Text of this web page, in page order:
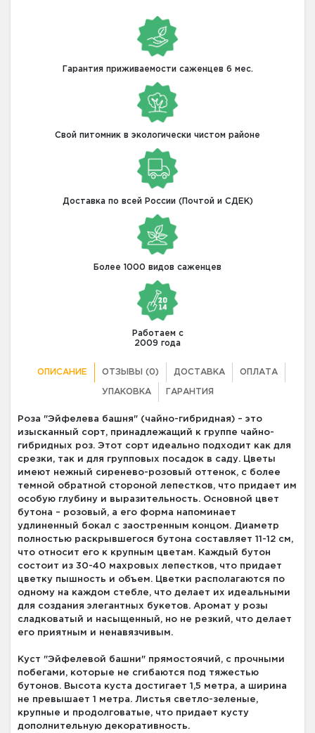
Гарантия приживаемости саженцев 6 мес.
Свой питомник в экологически чистом районе
Доставка по всей России (Почтой и СДЕК)
Более 1000 видов саженцев
Работаем с
2009 года
ОПИСАНИЕ ОТЗЫВЫ (0) ДОСТАВКА ОПЛАТА
УПАКОВКА ГАРАНТИЯ
Роза "Эйфелева башня" (чайно-гибридная) – это
изысканный сорт, принадлежащий к группе чайно-
гибридных роз. Этот сорт идеально подходит как для
срезки, так и для групповых посадок в саду. Цветы
имеют нежный сиренево-розовый оттенок, с более
темной обратной стороной лепестков, что придает им
особую глубину и выразительность. Основной цвет
бутона – розовый, а его форма напоминает
удлиненный бокал с заостренным концом. Диаметр
полностью раскрывшегося бутона составляет 11-12 см,
что относит его к крупным цветам. Каждый бутон
состоит из 30-40 махровых лепестков, что придает
цветку пышность и объем. Цветки располагаются по
одному на каждом стебле, что делает их идеальными
для создания элегантных букетов. Аромат у розы
сладковатый и насыщенный, но не резкий, что делает
его приятным и ненавязчивым.
Куст "Эйфелевой башни" прямостоячий, с прочными
побегами, которые не сгибаются под тяжестью
бутонов. Высота куста достигает 1,5 метра, а ширина
не превышает 1 метра. Листья светло-зеленые,
крупные и продолговатые, что придает кусту
дополнительную декоративность.